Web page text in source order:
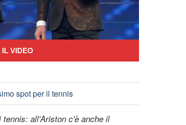
VIDEO
spot per il tennis
all'Ariston c'è anche il